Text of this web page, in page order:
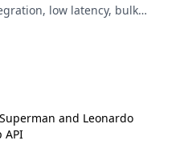
low latency, bulk